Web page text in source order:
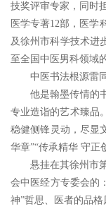
技奖评审专家，同时
医学专著12部，医学
及徐州市科学技术进
至全国中医男科领域
中医书法根源雷
他是翰墨传情的
专业造诣的艺术臻品
稳健侧锋灵动，尽显
华章”“传承精华 守正
悬挂在其徐州市
会中医经方专委会的
神”哲思、医者的品